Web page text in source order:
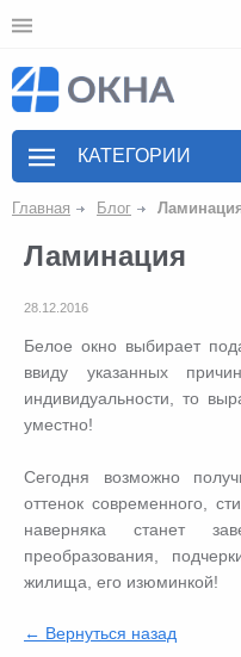
КАТЕГОРИИ
Главная Блог
Ламинация
28.12.2016
Белое окно выбирает
ввиду указанных
индивидуальности, то
уместно!
Сегодня возможно
оттенок современного,
наверняка станет
преобразования,
жилища, его изюминкой!
← Вернуться назад